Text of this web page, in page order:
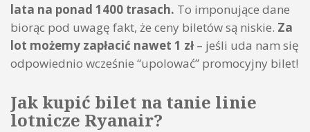
lata na ponad 1400 trasach. To imponujące dane
biorąc pod uwagę fakt, że ceny biletów są niskie. Za
lot możemy zapłacić nawet 1 zł– jeśli uda nam się
odpowiednio wcześnie “upolować” promocyjny bilet!
Jak kupić bilet na tanie linie
lotnicze Ryanair?